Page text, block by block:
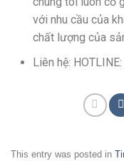
với nhu cầu của
chất lượng của
Liên hệ: HOTLINE:
This entry was posted in